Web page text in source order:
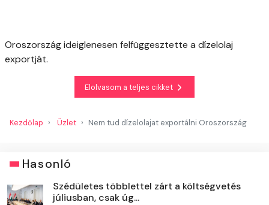
Oroszország ideiglenesen felfüggesztette a dízelolaj
exportját.
Elolvasom a teljes cikket
Kezdőlap Üzlet Nem tud dízelolajat exportálni Oroszország
Hasonló
Szédületes többlettel zárt a költségvetés
júliusban, csak úg...